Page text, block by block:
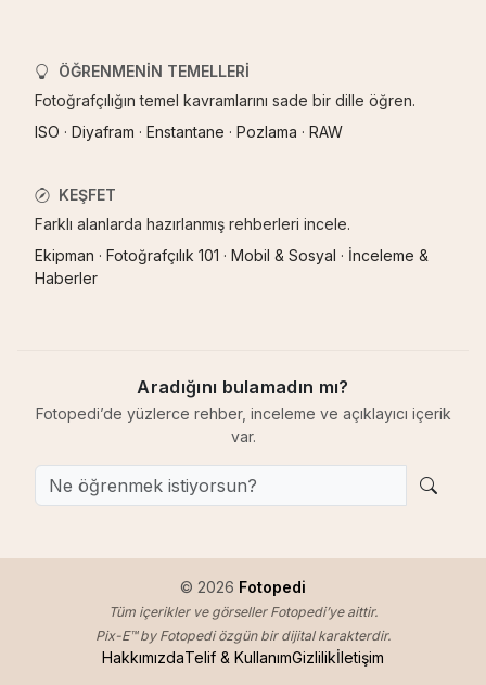
ÖĞRENMENIN TEMELLERI
Fotoğrafçılığın temel kavramlarını sade bir dille öğren.
ISO · Diyafram · Enstantane · Pozlama · RAW
KEŞFET
Farklı alanlarda hazırlanmış rehberleri incele.
Ekipman · Fotoğrafçılık 101 · Mobil & Sosyal · İnceleme &
Haberler
Aradığını bulamadın mı?
Fotopedi’de yüzlerce rehber, inceleme ve açıklayıcı içerik
var.
© 2026 Fotopedi
Tüm içerikler ve görseller Fotopedi’ye aittir.
Pix-E™ by Fotopedi özgün bir dijital karakterdir.
HakkımızdaTelif & KullanımGizlilikİletişim